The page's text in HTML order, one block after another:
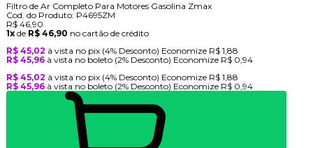
Filtro de Ar Completo Para Motores Gasolina Zmax
Cod. do Produto: P4695ZM
R$ 46,90
1xde R$ 46,90 no cartão de crédito
R$ 45,02 à vista no pix (4% Desconto) Economize R$ 1,88
R$ 45,96 à vista no boleto (2% Desconto) Economize R$ 0,94
R$ 45,02 à vista no pix (4% Desconto) Economize R$ 1,88
R$ 45,96 à vista no boleto (2% Desconto) Economize R$ 0,94